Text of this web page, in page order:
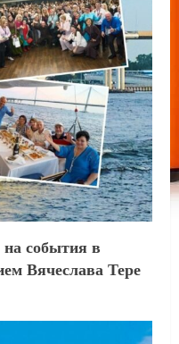
на события в
Вячеслава Тере